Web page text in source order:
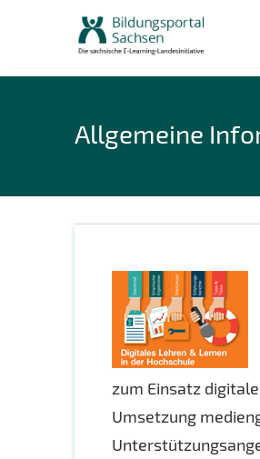
Allgemeine
zum Einsatz
Umsetzung